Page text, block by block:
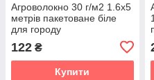
Агроволокно 30 г/м2 1.6х5
метрів пакетоване біле
для городу
122 ₴
Купити